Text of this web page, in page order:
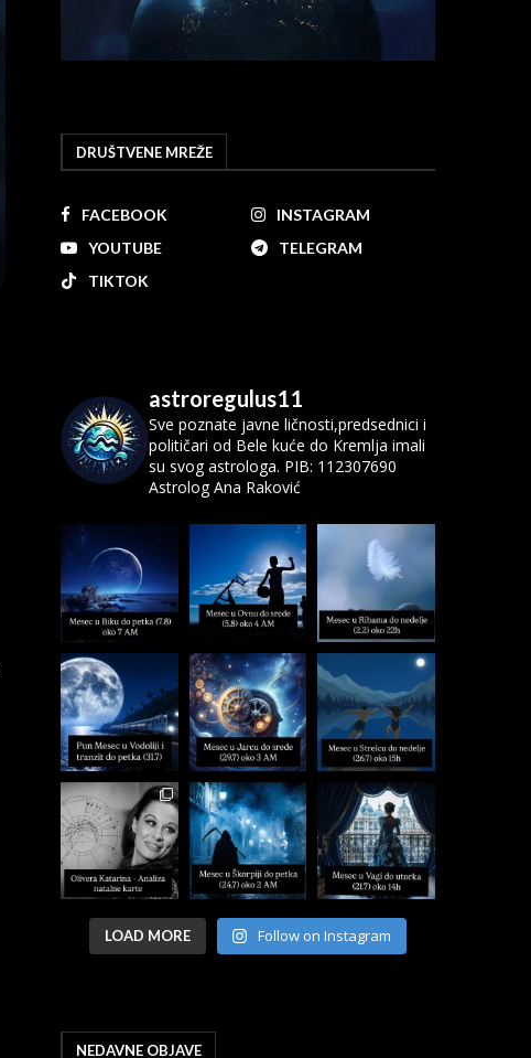
DRUŠTVENE MREŽE
FACEBOOK
INSTAGRAM
YOUTUBE
TELEGRAM
TIKTOK
astroregulus11
Sve poznate javne ličnosti,predsednici i
političari od Bele kuće do Kremlja imali
su svog astrologa. PIB: 112307690
Astrolog Ana Raković
LOAD MORE Follow on Instagram
NEDAVNE OBJAVE